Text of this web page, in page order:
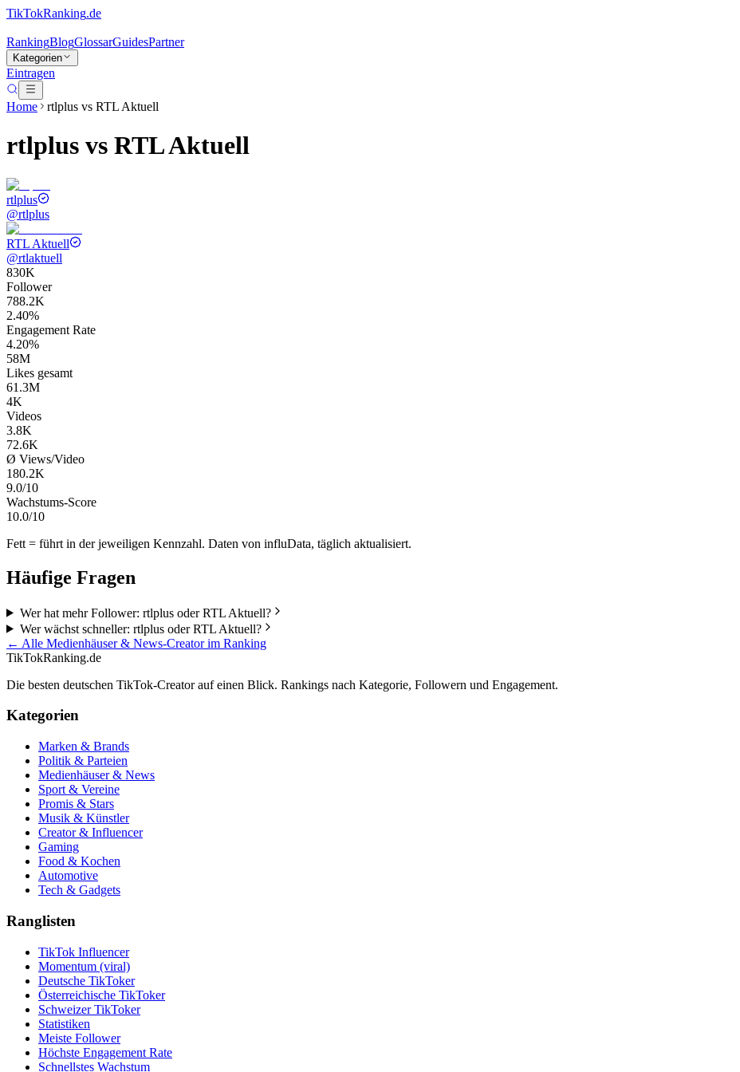
TikTokRanking.de
RankingBlogGlossarGuidesPartner
Kategorien
Eintragen
Home rtlplus vs RTL Aktuell
rtlplus vs RTL Aktuell
rtlplus
@rtlplus
RTL Aktuell
@rtlaktuell
830K
Follower
788.2K
2.40%
Engagement Rate
4.20%
58M
Likes gesamt
61.3M
4K
Videos
3.8K
72.6K
Ø Views/Video
180.2K
9.0/10
Wachstums-Score
10.0/10
Fett = führt in der jeweiligen Kennzahl. Daten von influData, täglich aktualisiert.
Häufige Fragen
Wer hat mehr Follower: rtlplus oder RTL Aktuell?
Wer wächst schneller: rtlplus oder RTL Aktuell?
← Alle Medienhäuser & News-Creator im Ranking
TikTokRanking.de
Die besten deutschen TikTok-Creator auf einen Blick. Rankings nach Kategorie, Followern und Engagement.
Kategorien
Marken & Brands
Politik & Parteien
Medienhäuser & News
Sport & Vereine
Promis & Stars
Musik & Künstler
Creator & Influencer
Gaming
Food & Kochen
Automotive
Tech & Gadgets
Ranglisten
TikTok Influencer
Momentum (viral)
Deutsche TikToker
Österreichische TikToker
Schweizer TikToker
Statistiken
Meiste Follower
Höchste Engagement Rate
Schnellstes Wachstum